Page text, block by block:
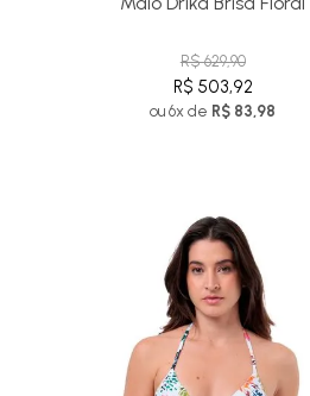
R$ 629,90
R$ 503,92
ou 6x de R$ 83,98